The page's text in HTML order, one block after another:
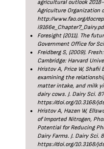
agricultural outlook
Agriculture Organization
http://www.fao.org/
Foresight (2011). The
Government Office for
Freidberg S, (2009).
Cambridge: Harvard
Hristov A, Price W, Shafii
examining the
matter intake, and milk
dairy cows. J. Dairy Sci.
https://doi.org/10.3168/
Hristov A, Hazen W,
of Imported Nitrogen,
Potential for Reducing
Dairy Farms. J. Dairy Sci.
https://doi.org/10.3168/